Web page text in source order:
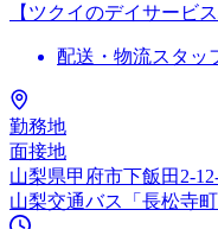
【ツクイのデイサービ
配送・物流スタッ
勤務地
面接地
山梨県甲府市下飯田2-
山梨交通バス「長松寺